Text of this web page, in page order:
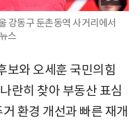
강동구 둔촌동역 사거리에서
스
보와 오세훈 국민의힘
란히 찾아 부동산 표심
환경 개선과 빠른 재개